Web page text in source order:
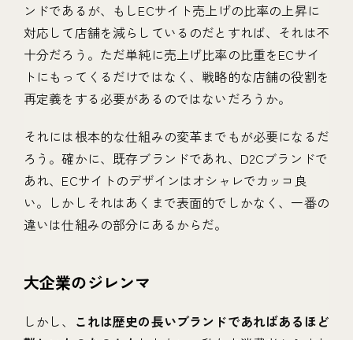
ンドであるが、もしECサイト売上げの比率の上昇に
対応して店舗を減らしているのだとすれば、それは不
十分だろう。ただ単純に売上げ比率の比重をECサイ
トにもってくるだけではなく、戦略的な店舗の役割を
再定義をする必要があるのではないだろうか。
それには根本的な仕組みの変革までもが必要になるだ
ろう。確かに、既存ブランドであれ、D2Cブランドで
あれ、ECサイトのデザインはオシャレでカッコ良
い。しかしそれはあくまで表面的でしかなく、一番の
違いは仕組みの部分にあるからだ。
大企業のジレンマ
しかし、 これは歴史の長いブランドであればあるほど